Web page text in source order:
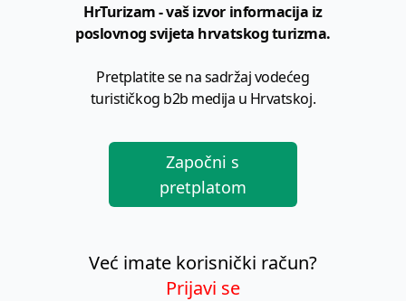
HrTurizam - vaš izvor informacija iz
poslovnog svijeta hrvatskog turizma.
Pretplatite se na sadržaj vodećeg
turističkog b2b medija u Hrvatskoj.
Započni s
pretplatom
Već imate korisnički račun?
Prijavi se